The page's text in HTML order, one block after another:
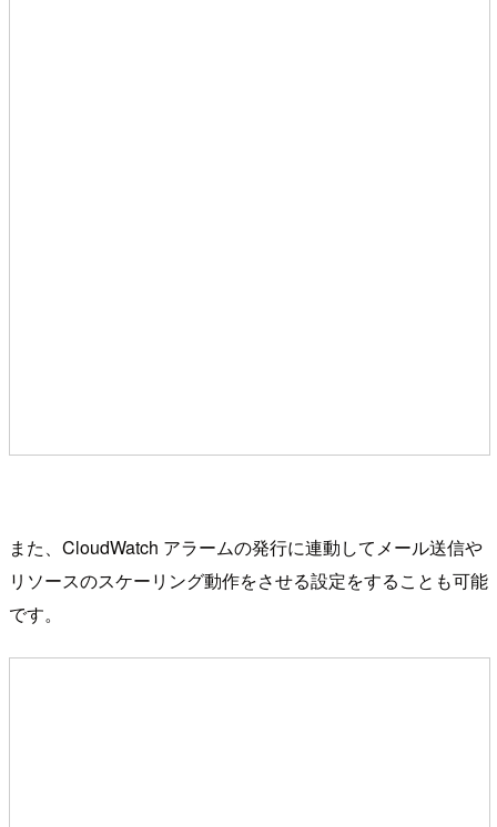
また、CloudWatch アラームの発行に連動してメール送信や
リソースのスケーリング動作をさせる設定をすることも可能
です。